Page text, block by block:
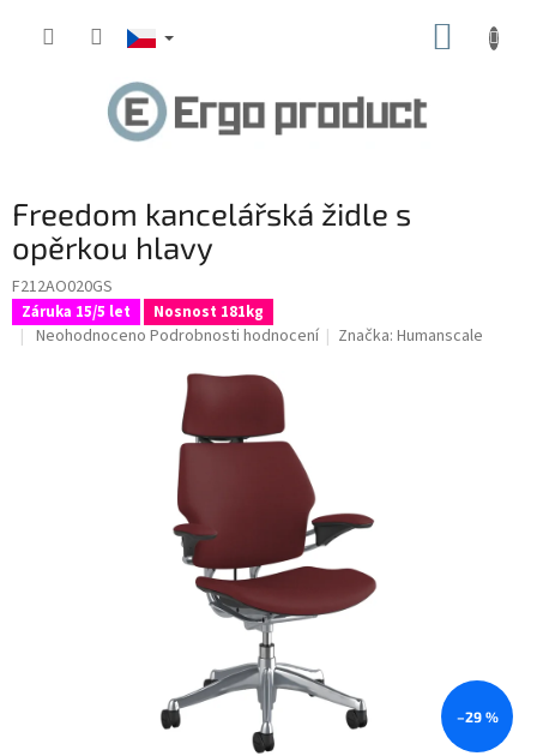
Freedom kancelářská židle s
opěrkou hlavy
F212AO020GS
Záruka 15/5 let Nosnost 181kg
Průměrné
Neohodnoceno Podrobnosti hodnocení Značka:Humanscale
–29 %